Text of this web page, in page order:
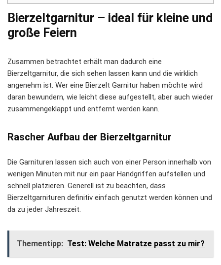
Bierzeltgarnitur – ideal für kleine und
große Feiern
Zusammen betrachtet erhält man dadurch eine
Bierzeltgarnitur, die sich sehen lassen kann und die wirklich
angenehm ist. Wer eine Bierzelt Garnitur haben möchte wird
daran bewundern, wie leicht diese aufgestellt, aber auch wieder
zusammengeklappt und entfernt werden kann.
Rascher Aufbau der Bierzeltgarnitur
Die Garnituren lassen sich auch von einer Person innerhalb von
wenigen Minuten mit nur ein paar Handgriffen aufstellen und
schnell platzieren. Generell ist zu beachten, dass
Bierzeltgarnituren definitiv einfach genutzt werden können und
da zu jeder Jahreszeit.
Thementipp: Test: Welche Matratze passt zu mir?